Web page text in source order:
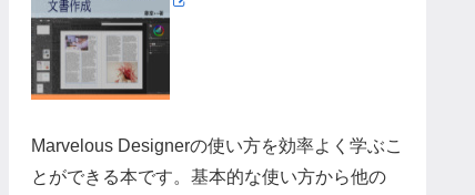
Marvelous Designerの使い方を効率よく学ぶこ
とができる本です。基本的な使い方から他の